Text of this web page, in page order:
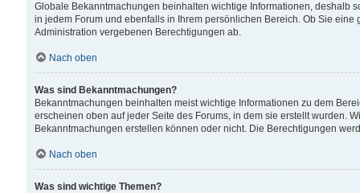
Globale Bekanntmachungen beinhalten wichtige Informationen, deshalb
in jedem Forum und ebenfalls in Ihrem persönlichen Bereich. Ob Sie
Administration vergebenen Berechtigungen ab.
Nach oben
Was sind Bekanntmachungen?
Bekanntmachungen beinhalten meist wichtige Informationen zu dem
erscheinen oben auf jeder Seite des Forums, in dem sie erstellt wurden.
Bekanntmachungen erstellen können oder nicht. Die Berechtigungen
Nach oben
Was sind wichtige Themen?